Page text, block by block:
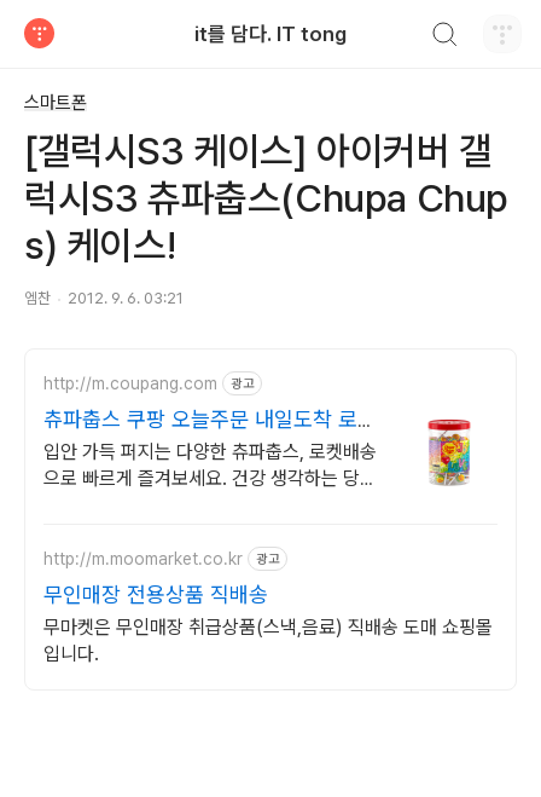
it를 담다. IT tong
스마트폰
[갤럭시S3 케이스] 아이커버 갤
럭시S3 츄파춥스(Chupa Chup
s) 케이스!
엠찬 2012. 9. 6. 03:21
http://m.coupang.com 광고
츄파춥스 쿠팡 오늘주문 내일도착 로켓
배송
입안 가득 퍼지는 다양한 츄파춥스, 로켓배송
으로 빠르게 즐겨보세요. 건강 생각하는 당신
http://m.moomarket.co.kr 광고
무인매장 전용상품 직배송
무마켓은 무인매장 취급상품(스낵,음료) 직배송 도매 쇼핑몰
입니다.